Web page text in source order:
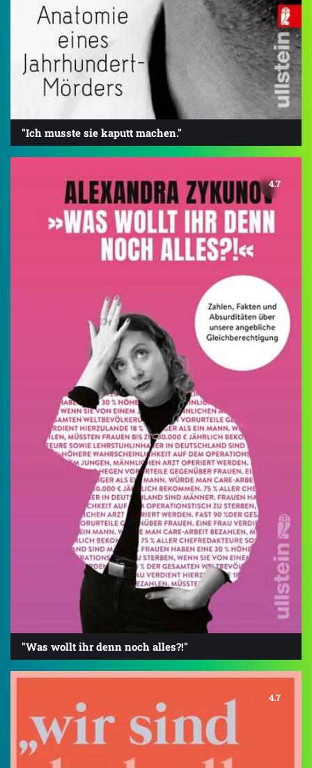
"Ich musste sie kaputt machen."
4.7
"Was wollt ihr denn noch alles?!"
4.7